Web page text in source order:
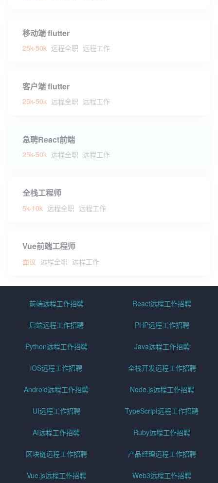
移动端 flutter
25k-50k 远程全职 远程工作
客户端 flutter
25k-50k 远程全职 远程工作
急聘React前端
25k-50k 远程全职 远程工作
全栈工程师
5k-10k 远程全职 远程工作
Vue前端工程师
面议 远程全职 远程工作
前端远程工作招聘 React远程工作招聘
后端远程工作招聘 PHP远程工作招聘
Python远程工作招聘 Java远程工作招聘
iOS远程工作招聘 全栈开发远程工作招聘
Android远程工作招聘 Node.js远程工作招聘
UI远程工作招聘 TypeScript远程工作招聘
AI远程工作招聘 Ruby远程工作招聘
区块链远程工作招聘 产品经理远程工作招聘
Vue.js远程工作招聘 Web3远程工作招聘